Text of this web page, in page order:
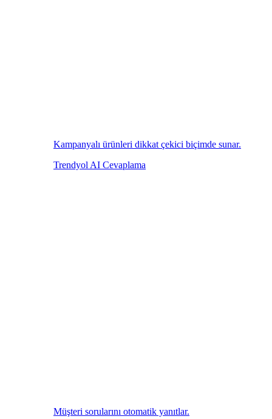
Kampanyalı ürünleri dikkat çekici biçimde sunar.
Trendyol AI Cevaplama
Müşteri sorularını otomatik yanıtlar.